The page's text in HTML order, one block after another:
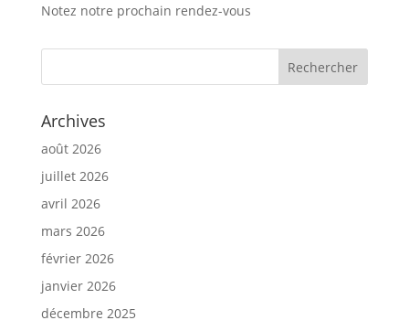
Notez notre prochain rendez-vous
Archives
août 2026
juillet 2026
avril 2026
mars 2026
février 2026
janvier 2026
décembre 2025